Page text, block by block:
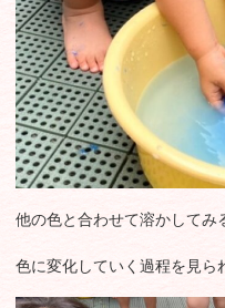
他の色と合わせて溶かしてみ
色に変化していく過程を見ら